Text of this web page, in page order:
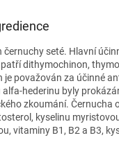
černuchy seté. Hlavní
dithymochinon,
je považován za účinné
alfa-hederinu byly
zkoumání. Černucha
kyselinu
vitaminy B1, B2 a B3,